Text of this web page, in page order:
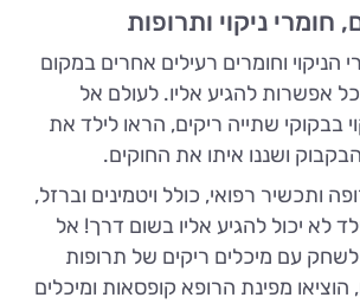
חומרי ניקוי ותרופות
הניקוי וחומרים רעילים אחרים במקום
כל אפשרות להגיע אליו. לעולם אל
בבקוקי שתייה ריקים, הראו לילד את
ושננו איתו את החוקים.
ותכשיר רפואי, כולל ויטמינים וברזל,
לא יכול להגיע אליו בשום דרך! אל
עם מיכלים ריקים של תרופות
הוציאו מפינת הרופא קופסאות ומיכלים